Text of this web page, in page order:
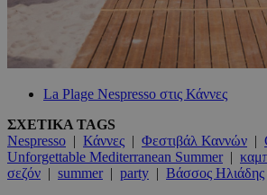
La Plage Nespresso στις Κάννες
ΣΧΕΤΙΚΑ TAGS
Nespresso | Κάννες | Φεστιβάλ Καννών |
Unforgettable Mediterranean Summer|
σεζόν | summer| party | Βάσσος Ηλιάδης